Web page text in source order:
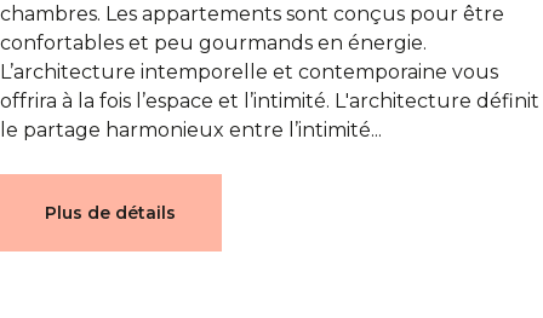
chambres. Les appartements sont conçus pour être
confortables et peu gourmands en énergie.
L’architecture intemporelle et contemporaine vous
offrira à la fois l’espace et l’intimité. L'architecture définit
le partage harmonieux entre l’intimité...
Plus de détails